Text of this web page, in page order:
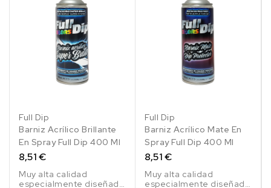
Full Dip
Barniz Acrílico Brillante
En Spray Full Dip 400 Ml
8,51 €
Muy alta calidad
especialmente diseñado
Full Dip
Barniz Acrílico Mate En
Spray Full Dip 400 Ml
8,51 €
Muy alta calidad
especialmente diseñado